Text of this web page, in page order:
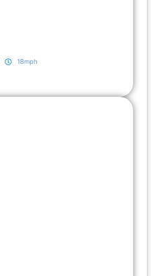
18mph